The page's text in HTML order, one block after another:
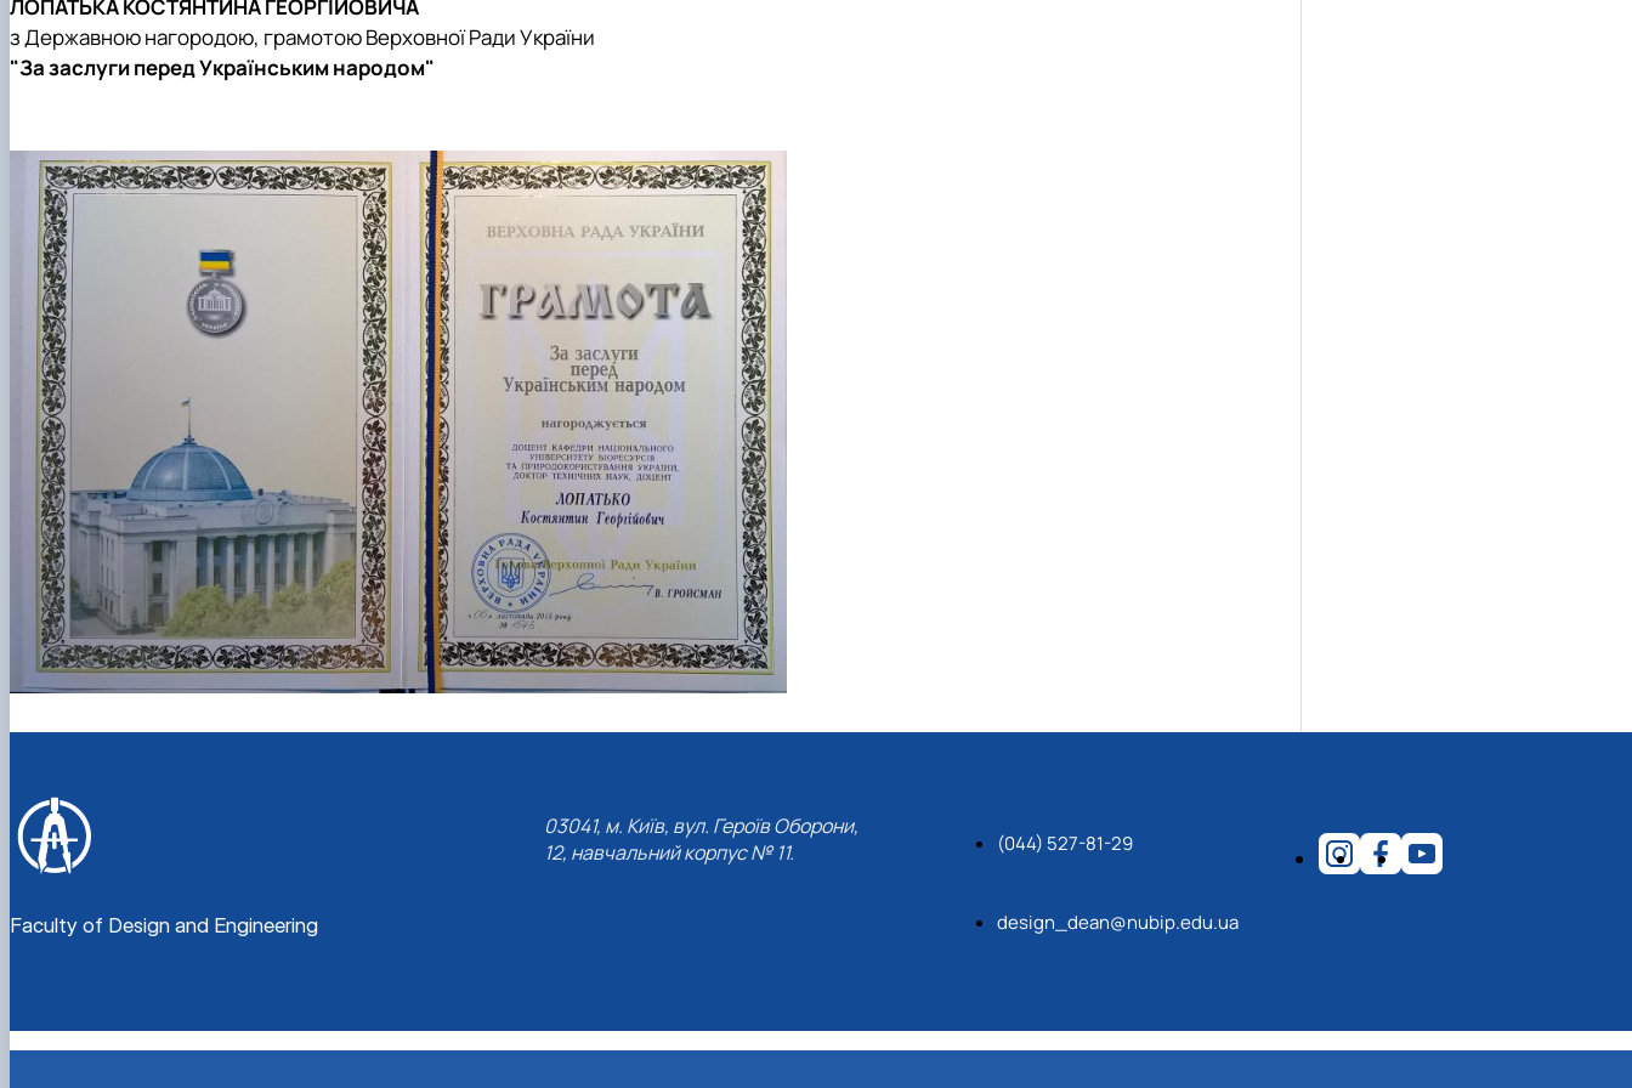
Опитування
Про нас
Рада роботодавців
Накази про затвердження тем кваліфікаційних робіт
Сторінка магістра
Навчальна робота
Студентська організація
Рейтингові списки
ЛОПАТЬКА КОСТЯНТИНА ГЕОРГІЙОВИЧА
з Державною нагородою, грамотою Верховної Ради України
"За заслуги перед Українським народом"
Faculty of Design and Engineering
03041, м. Київ, вул. Героїв Оборони,
12, навчальний корпус № 11.
(044) 527-81-29
design_dean@nubip.edu.ua